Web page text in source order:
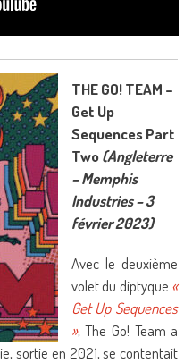
THE GO! TEAM –
Get Up
Sequences Part
Two(Angleterre
– Memphis
Industries – 3
février 2023)
Avec le deuxième
volet du diptyque «
Get Up Sequences
», The Go! Team a
sortie en 2021, se contentait